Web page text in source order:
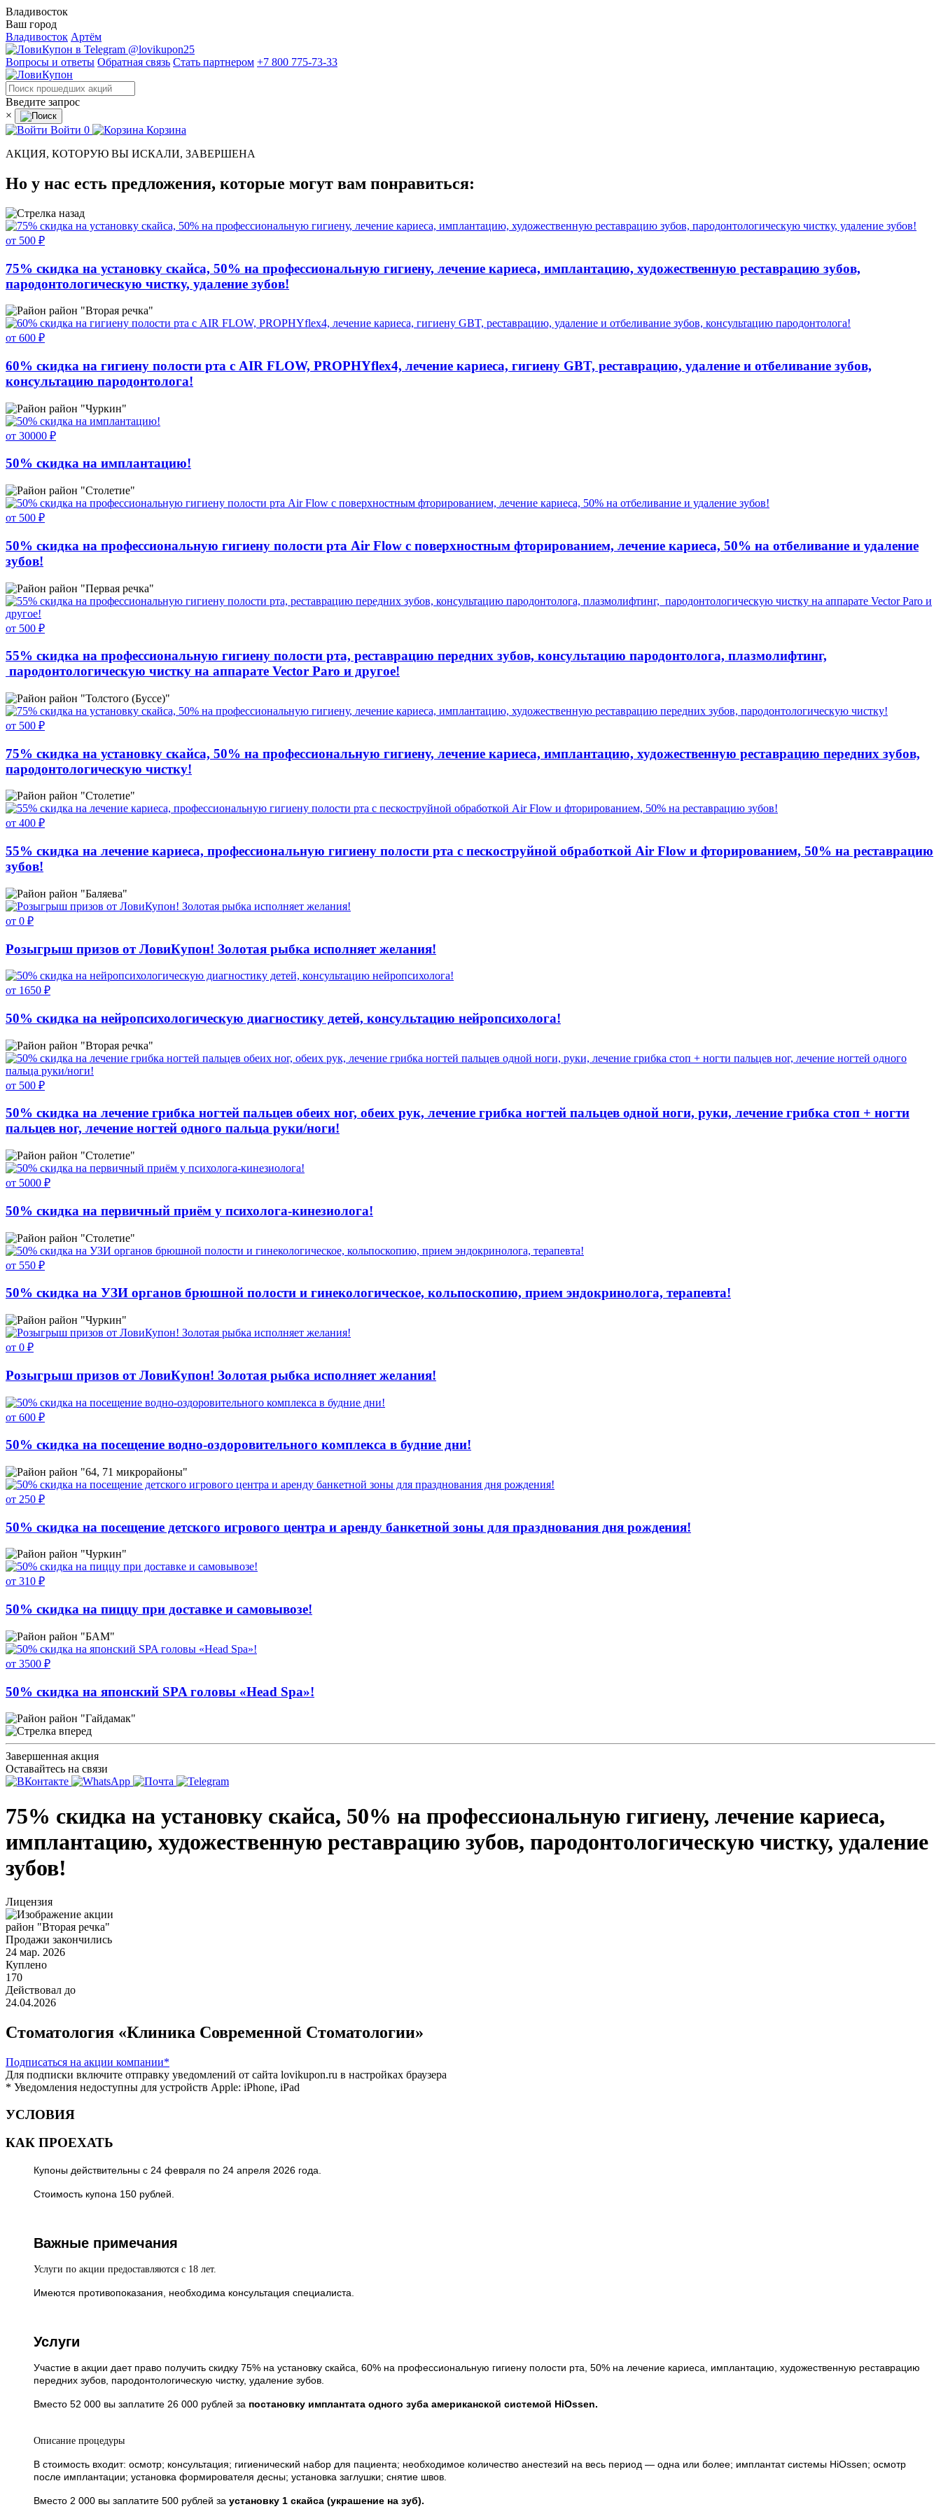
Владивосток
Ваш город
Владивосток Артём
@lovikupon25
Вопросы и ответы Обратная связь Стать партнером +7 800 775-73-33
Введите запрос
×
Войти 0
Корзина
АКЦИЯ, КОТОРУЮ ВЫ ИСКАЛИ, ЗАВЕРШЕНА
Но у нас есть предложения, которые могут вам понравиться:
от 500 ₽
75% скидка на установку скайса, 50% на профессиональную гигиену, лечение кариеса, имплантацию, художественную реставрацию зубов,
пародонтологическую чистку, удаление зубов!
район "Вторая речка"
от 600 ₽
60% скидка на гигиену полости рта с AIR FLOW, PROPHYflex4, лечение кариеса, гигиену GBT, реставрацию, удаление и отбеливание зубов,
консультацию пародонтолога!
район "Чуркин"
от 30000 ₽
50% скидка на имплантацию!
район "Столетие"
от 500 ₽
50% скидка на профессиональную гигиену полости рта Air Flow с поверхностным фторированием, лечение кариеса, 50% на отбеливание и удаление
зубов!
район "Первая речка"
от 500 ₽
55% скидка на профессиональную гигиену полости рта, реставрацию передних зубов, консультацию пародонтолога, плазмолифтинг,
пародонтологическую чистку на аппарате Vector Paro и другое!
район "Толстого (Буссе)"
от 500 ₽
75% скидка на установку скайса, 50% на профессиональную гигиену, лечение кариеса, имплантацию, художественную реставрацию передних зубов,
пародонтологическую чистку!
район "Столетие"
от 400 ₽
55% скидка на лечение кариеса, профессиональную гигиену полости рта с пескоструйной обработкой Air Flow и фторированием, 50% на реставрацию
зубов!
район "Баляева"
от 0 ₽
Розыгрыш призов от ЛовиКупон! Золотая рыбка исполняет желания!
от 1650 ₽
50% скидка на нейропсихологическую диагностику детей, консультацию нейропсихолога!
район "Вторая речка"
от 500 ₽
50% скидка на лечение грибка ногтей пальцев обеих ног, обеих рук, лечение грибка ногтей пальцев одной ноги, руки, лечение грибка стоп + ногти
пальцев ног, лечение ногтей одного пальца руки/ноги!
район "Столетие"
от 5000 ₽
50% скидка на первичный приём у психолога-кинезиолога!
район "Столетие"
от 550 ₽
50% скидка на УЗИ органов брюшной полости и гинекологическое, кольпоскопию, прием эндокринолога, терапевта!
район "Чуркин"
от 0 ₽
Розыгрыш призов от ЛовиКупон! Золотая рыбка исполняет желания!
от 600 ₽
50% скидка на посещение водно-оздоровительного комплекса в будние дни!
район "64, 71 микрорайоны"
от 250 ₽
50% скидка на посещение детского игрового центра и аренду банкетной зоны для празднования дня рождения!
район "Чуркин"
от 310 ₽
50% скидка на пиццу при доставке и самовывозе!
район "БАМ"
от 3500 ₽
50% скидка на японский SPA головы «Head Spa»!
район "Гайдамак"
Завершенная акция
Оставайтесь на связи
75% скидка на установку скайса, 50% на профессиональную гигиену, лечение кариеса,
имплантацию, художественную реставрацию зубов, пародонтологическую чистку, удаление
зубов!
Лицензия
район "Вторая речка"
Продажи закончились
24 мар. 2026
Куплено
170
Действовал до
24.04.2026
Стоматология «Клиника Современной Стоматологии»
Подписаться на акции компании*
Для подписки включите отправку уведомлений от сайта lovikupon.ru в настройках браузера
* Уведомления недоступны для устройств Apple: iPhone, iPad
УСЛОВИЯ
КАК ПРОЕХАТЬ
Купоны действительны с 24 февраля по 24 апреля 2026 года.
Стоимость купона 150 рублей.
Важные примечания
Услуги по акции предоставляются с 18 лет.
Имеются противопоказания, необходима консультация специалиста.
Услуги
Участие в акции дает право получить скидку 75% на установку скайса, 60% на профессиональную гигиену полости рта, 50% на лечение кариеса, имплантацию, художественную реставрацию
передних зубов, пародонтологическую чистку, удаление зубов.
Вместо 52 000 вы заплатите 26 000 рублей за постановку имплантата одного зуба американской системой HiOssen.
Описание процедуры
В стоимость входит: осмотр; консультация; гигиенический набор для пациента; необходимое количество анестезий на весь период — одна или более; имплантат системы HiOssen; осмотр
после имплантации; установка формирователя десны; установка заглушки; снятие швов.
Вместо 2 000 вы заплатите 500 рублей за установку 1 скайса (украшение на зуб).